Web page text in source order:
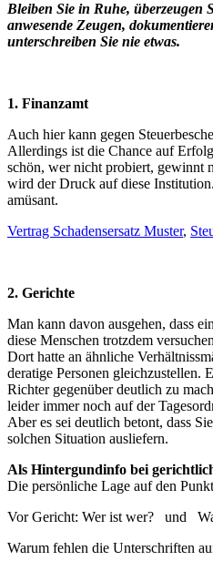
Bleiben Sie in Ruhe, überzeugen
anwesende Zeugen,
unterschreiben Sie nie etwas.
1. Finanzamt
Auch hier kann gegen
Allerdings ist die Chance auf
schön, wer nicht probiert, gewinnt
wird der Druck auf diese
amüsant.
Vertrag Schadensersatz Muster,
2. Gerichte
Man kann davon ausgehen, dass
diese Menschen trotzdem
Dort hatte an ähnliche
deratige Personen gleichzustellen.
Richter gegenüber deutlich zu
leider immer noch auf der
Aber es sei deutlich betont, dass
solchen Situation ausliefern.
Als Hintergundinfo bei
Die persönliche Lage auf den
Vor Gericht: Wer ist wer? und
Warum fehlen die Unterschriften